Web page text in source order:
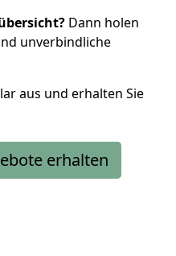
Dann holen
unverbindliche
aus und erhalten Sie
erhalten